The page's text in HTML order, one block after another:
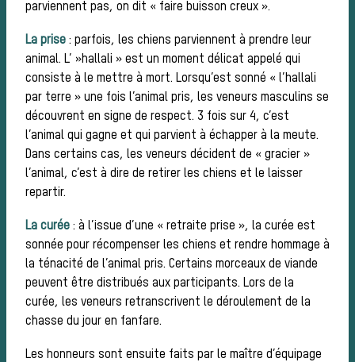
chasse à
courre
Patrimoine
Équipages
La trompe de
parviennent pas, on dit « faire buisson creux ».
La prise : parfois, les chiens parviennent à prendre leur
animal. L’ »hallali » est un moment délicat appelé qui
consiste à le mettre à mort. Lorsqu’est sonné « l’hallali
par terre » une fois l’animal pris, les veneurs masculins se
découvrent en signe de respect. 3 fois sur 4, c’est
l’animal qui gagne et qui parvient à échapper à la meute.
Dans certains cas, les veneurs décident de « gracier »
l’animal, c’est à dire de retirer les chiens et le laisser
repartir.
La curée : à l’issue d’une « retraite prise », la curée est
sonnée pour récompenser les chiens et rendre hommage à
la ténacité de l’animal pris. Certains morceaux de viande
peuvent être distribués aux participants. Lors de la
curée, les veneurs retranscrivent le déroulement de la
chasse du jour en fanfare.
Les honneurs sont ensuite faits par le maître d’équipage